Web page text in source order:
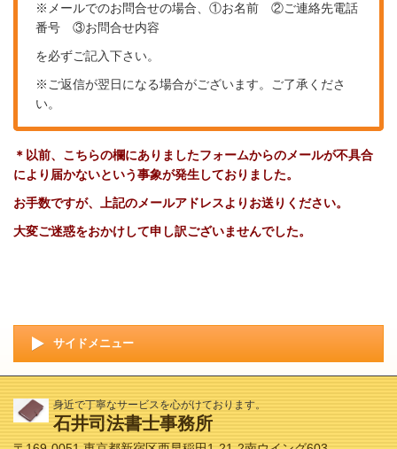
※メールでのお問合せの場合、①お名前 ②ご連絡先電話
番号 ③お問合せ内容
を必ずご記入下さい。
※ご返信が翌日になる場合がございます。ご了承くださ
い。
＊以前、こちらの欄にありましたフォームからのメールが不具合
により届かないという事象が発生しておりました。
お手数ですが、上記のメールアドレスよりお送りください。
大変ご迷惑をおかけして申し訳ございませんでした。
サイドメニュー
身近で丁寧なサービスを心がけております。
石井司法書士事務所